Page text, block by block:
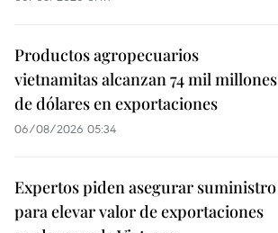
Productos agropecuarios
vietnamitas alcanzan 74 mil millones
de dólares en exportaciones
06/08/2026 05:34
Expertos piden asegurar suministro
para elevar valor de exportaciones